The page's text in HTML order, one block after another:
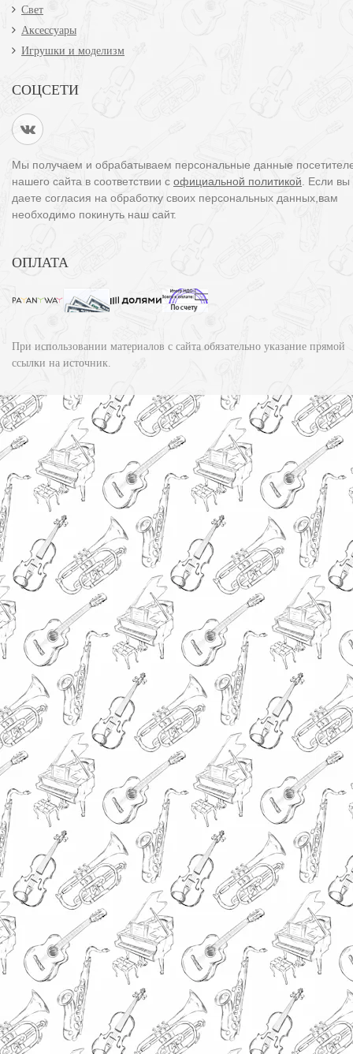
Свет
Аксессуары
Игрушки и моделизм
СОЦСЕТИ
Мы получаем и обрабатываем персональные данные
нашего сайта в соответствии с официальной политикой . Если
даете согласия на обработку своих персональных данных,вам
необходимо покинуть наш сайт.
ОПЛАТА
При использовании материалов с сайта обязательно указание прямой
ссылки на источник.